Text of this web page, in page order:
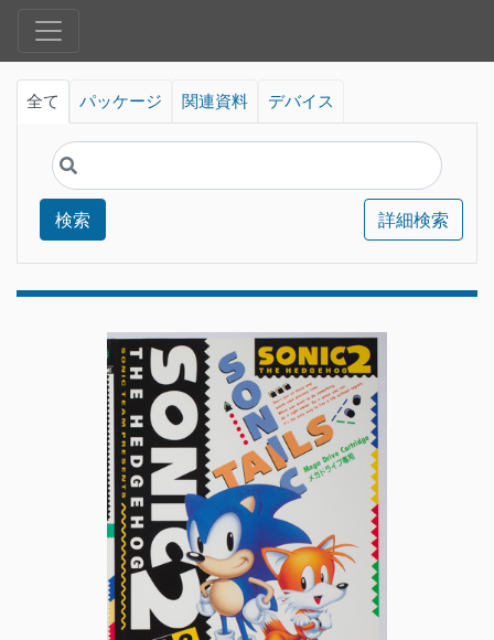
全て パッケージ 関連資料 デバイス
検索 詳細検索